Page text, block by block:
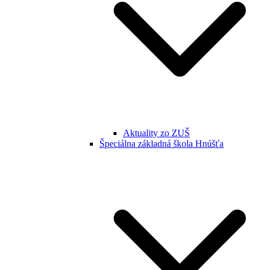
Aktuality zo ZUŠ
Špeciálna základná škola Hnúšťa